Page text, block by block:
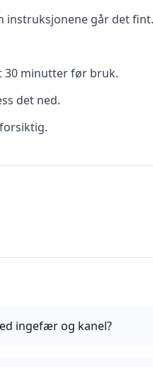
instruksjonene går det fint.
30 minutter før bruk.
det ned.
ingefær og kanel?